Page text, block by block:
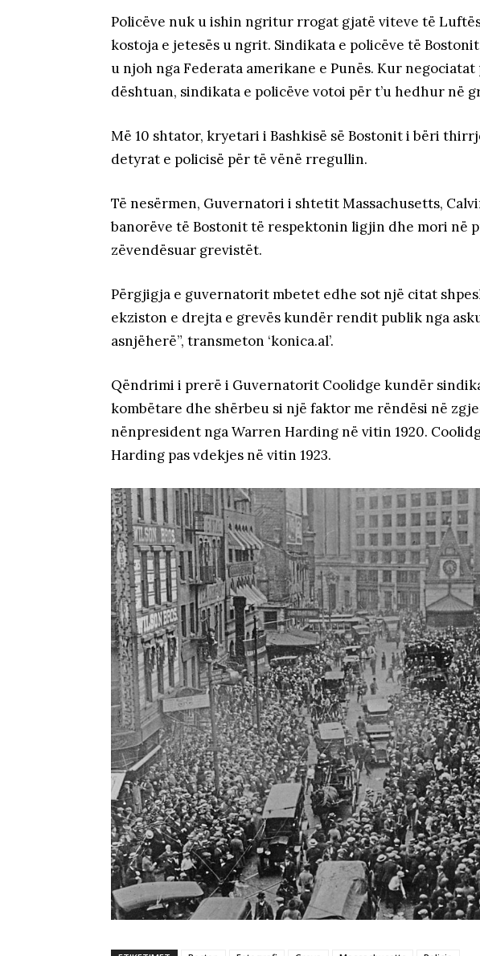
Policëve nuk u ishin ngritur rrogat gjatë viteve të
kostoja e jetesës u ngrit. Sindikata e policëve të
u njoh nga Federata amerikane e Punës. Kur
dështuan, sindikata e policëve votoi për t’u hedhur në
Më 10 shtator, kryetari i Bashkisë së Bostonit i bëri
detyrat e policisë për të vënë rregullin.
Të nesërmen, Guvernatori i shtetit Massachusetts,
banorëve të Bostonit të respektonin ligjin dhe mori në
zëvendësuar grevistët.
Përgjigja e guvernatorit mbetet edhe sot një citat
ekziston e drejta e grevës kundër rendit publik nga
asnjëherë”, transmeton ‘konica.al’.
Qëndrimi i prerë i Guvernatorit Coolidge kundër
kombëtare dhe shërbeu si një faktor me rëndësi në
nënpresident nga Warren Harding në vitin 1920.
Harding pas vdekjes në vitin 1923.